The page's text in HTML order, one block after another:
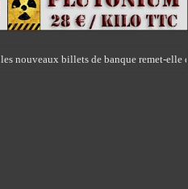
les nouveaux billets de banque remet-